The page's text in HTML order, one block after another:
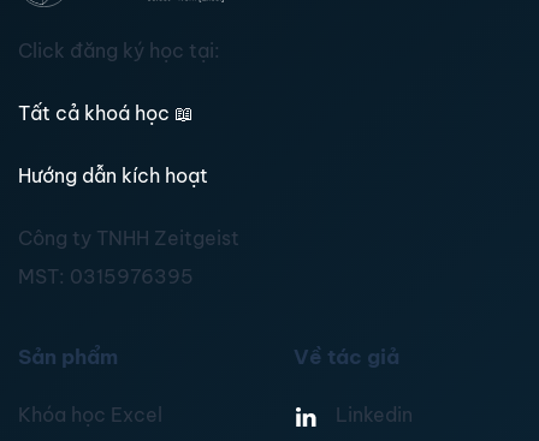
Click đăng ký học tại:
Tất cả khoá học 📖
Hướng dẫn kích hoạt
Công ty TNHH Zeitgeist
MST: 0315976395
Sản phẩm
Khóa học Excel
Về tác giả
Linkedin